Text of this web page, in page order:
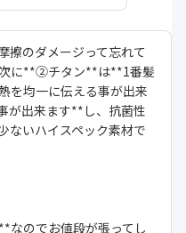
擦のダメージって忘れて
に**②チタン**は**1番髪
を均一に伝える事が出来
が出来ます**し、抗菌性
ないハイスペック素材で
なのでお値段が張ってし